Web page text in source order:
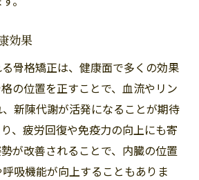
効果
骨格矯正は、健康面で多くの効果
の位置を正すことで、血流やリン
新陳代謝が活発になることが期待
、疲労回復や免疫力の向上にも寄
が改善されることで、内臓の位置
吸機能が向上することもありま